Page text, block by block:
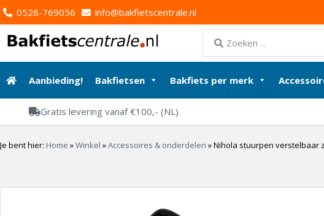
0528-769056 info@bakfietscentrale.nl
Aanbieding! Bakfietsen Bakfiets per merk
Gratis levering vanaf €100,- (NL)
Je bent hier: Home »Winkel »Accessoires & onderdelen »Nihola stuurpen verstelbaar